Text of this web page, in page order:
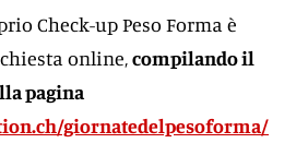
Check-up Peso Forma è
online,compilando il
pagina
giornatedelpesoforma/